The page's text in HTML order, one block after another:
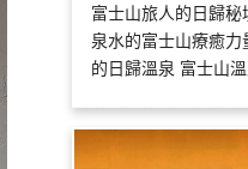
富士山旅人的日歸
泉水的富士山療癒
的日歸溫泉 富士山